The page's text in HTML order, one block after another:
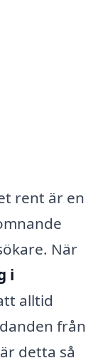
rent är en
När
i
alltid
från
detta så